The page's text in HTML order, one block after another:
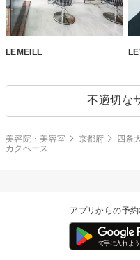
LEMEILL
不適切な
美容院・美容室 京都府 四条
カクベース
アプリからの予